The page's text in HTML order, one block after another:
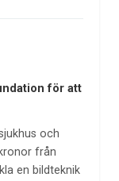
för att
och
från
en bildteknik